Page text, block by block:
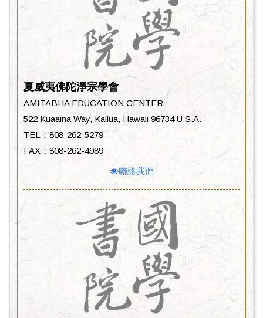
夏威夷佛陀淨宗學會
AMITABHA EDUCATION CENTER
522 Kuaaina Way, Kailua, Hawaii 96734 U.S.A.
TEL：808-262-5279
FAX：808-262-4989
聯絡我們